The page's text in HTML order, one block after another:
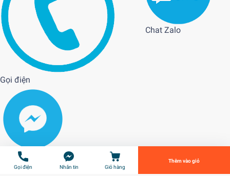
Gọi điện
Chat Zalo
Messenger Tiến Hành Thanh Toán
Gọi điện Nhắn tin Giỏ hàng
Thêm vào giỏ